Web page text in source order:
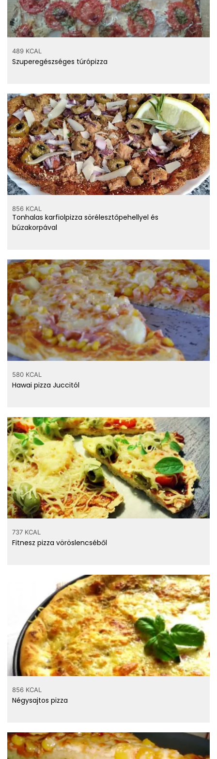
489 KCAL
Szuperegészséges túrópizza
856 KCAL
Tonhalas karfiolpizza sörélesztőpehellyel és
búzakorpával
580 KCAL
Hawai pizza Juccitól
737 KCAL
Fitnesz pizza vöröslencséből
856 KCAL
Négysajtos pizza